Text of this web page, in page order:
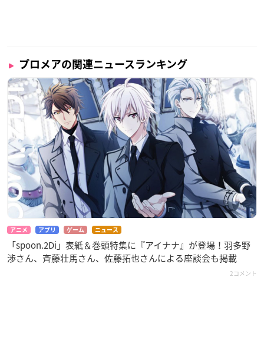
プロメアの関連ニュースランキング
アニメ アプリ ゲーム ニュース
「spoon.2Di」表紙＆巻頭特集に『アイナナ』が登場！羽多野
渉さん、斉藤壮馬さん、佐藤拓也さんによる座談会も掲載
2コメント